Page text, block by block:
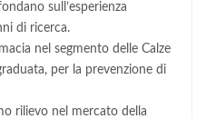
sull’esperienza
di ricerca.
nel segmento delle Calze
per la prevenzione di
rilievo nel mercato della